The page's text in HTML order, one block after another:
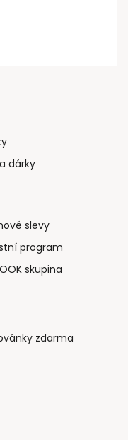
dárky
slevy
program
skupina
zdarma